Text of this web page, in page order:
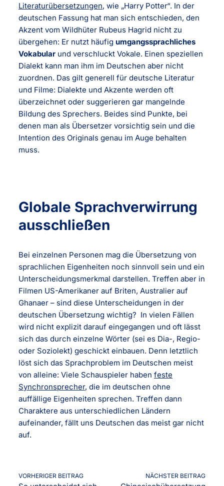
Literaturübersetzungen, wie „Harry Potter“. In der
deutschen Fassung hat man sich entschieden, den
Akzent vom Wildhüter Rubeus Hagrid nicht zu
übergehen: Er nutzt häufig umgangssprachliches
Vokabular und verschluckt Vokale. Einen speziellen
Dialekt kann man ihm im Deutschen aber nicht
zuordnen. Das gilt generell für deutsche Literatur
und Filme: Dialekte und Akzente werden oft
überzeichnet oder suggerieren gar mangelnde
Bildung des Sprechers. Beides sind Punkte, bei
denen man als Übersetzer vorsichtig sein und die
Intention des Originals genau im Auge behalten
muss.
Globale Sprachverwirrung
ausschließen
Bei einzelnen Personen mag die Übersetzung von
sprachlichen Eigenheiten noch sinnvoll sein und ein
Unterscheidungsmerkmal darstellen. Treffen aber in
Filmen US-Amerikaner auf Briten, Australier auf
Ghanaer – sind diese Unterscheidungen in der
deutschen Übersetzung wichtig? In vielen Fällen
wird nicht explizit darauf eingegangen und oft lässt
sich das durch einzelne Wörter (sei es Dia-, Regio-
oder Soziolekt) geschickt einbauen. Denn letztlich
löst sich das Sprachproblem im Deutschen meist
von alleine: Viele Schauspieler habenfeste
Synchronsprecher, die im deutschen ohne
auffällige Eigenheiten sprechen. Treffen dann
Charaktere aus unterschiedlichen Ländern
aufeinander, fällt uns Deutschen das meist gar nicht
auf.
VORHERIGER BEITRAG NÄCHSTER BEITRAG